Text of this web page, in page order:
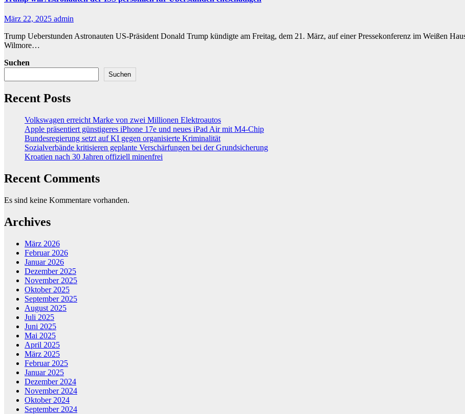
März 22, 2025 admin
Trump Ueberstunden Astronauten US-Präsident Donald Trump kündigte am Freitag, dem 21. März, auf einer Pressekonferenz im Weißen
Wilmore…
Suchen
Suchen
Recent Posts
Volkswagen erreicht Marke von zwei Millionen Elektroautos
Apple präsentiert günstigeres iPhone 17e und neues iPad Air mit M4-Chip
Bundesregierung setzt auf KI gegen organisierte Kriminalität
Sozialverbände kritisieren geplante Verschärfungen bei der Grundsicherung
Kroatien nach 30 Jahren offiziell minenfrei
Recent Comments
Es sind keine Kommentare vorhanden.
Archives
März 2026
Februar 2026
Januar 2026
Dezember 2025
November 2025
Oktober 2025
September 2025
August 2025
Juli 2025
Juni 2025
Mai 2025
April 2025
März 2025
Februar 2025
Januar 2025
Dezember 2024
November 2024
Oktober 2024
September 2024